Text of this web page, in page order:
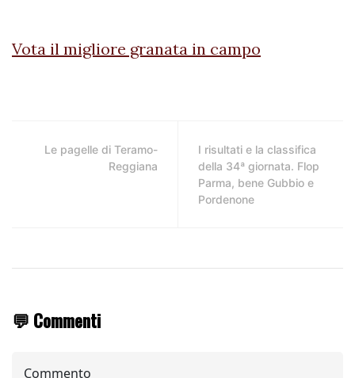
Vota il migliore granata in campo
Le pagelle di Teramo-
Reggiana
I risultati e la classifica
della 34ª giornata. Flop
Parma, bene Gubbio e
Pordenone
💬 Commenti